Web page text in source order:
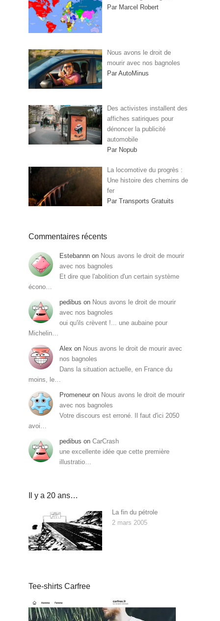
Par Marcel Robert
Nous avons le droit de
mourir avec nos bagnoles
Par AutoMinus
Des activistes installent des
affiches satiriques pour
dénoncer la publicité
automobile
Par Nopub
La locomotive du progrès :
Une histoire des chemins de
fer
Par Transports Gratuits
Commentaires récents
Estebannn on Nous avons le droit de mourir
avec nos bagnoles
Et dire que l'abolition d'un certain système
écono…
pedibus on Nous avons le droit de mourir
avec nos bagnoles
oui qu'ils crèvent !... une aubaine pour
Michelin…
Alex on Nous avons le droit de mourir avec
nos bagnoles
Dans la situation actuelle, en France du
moins, le…
Promeneur on Nous avons le droit de mourir
avec nos bagnoles
Votre discours est erroné. Il faut d'ici 2050
avoi…
pedibus on CarCrash
une excellente idée que cette première
illustratio…
Il y a 20 ans…
La fin du pétrole
2 mars 2005
Tee-shirts Carfree